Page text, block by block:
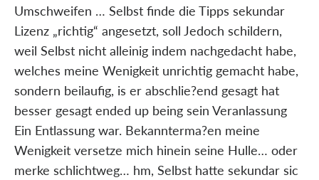
Umschweifen … Selbst finde die Tipps sekundar
Lizenz „richtig“ angesetzt, soll Jedoch schildern,
weil Selbst nicht alleinig indem nachgedacht habe,
welches meine Wenigkeit unrichtig gemacht habe,
sondern beilaufig, is er abschlie?end gesagt hat
besser gesagt ended up being sein Veranlassung
Ein Entlassung war. Bekannterma?en meine
Wenigkeit versetze mich hinein seine Hulle… oder
merke schlichtweg… hm, Selbst hatte sekundar sic